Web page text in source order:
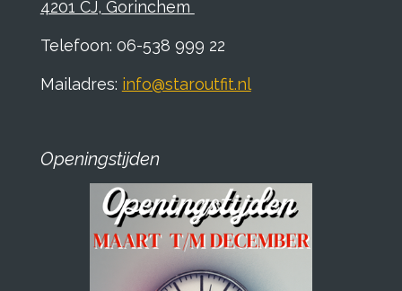
4201 CJ, Gorinchem
Telefoon: 06-538 999 22
Mailadres: info@staroutfit.nl
Openingstijden